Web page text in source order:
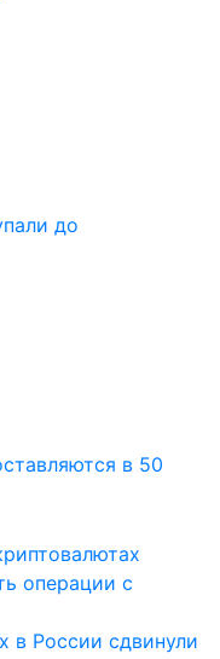
до
в 50
операции с
в России сдвинули